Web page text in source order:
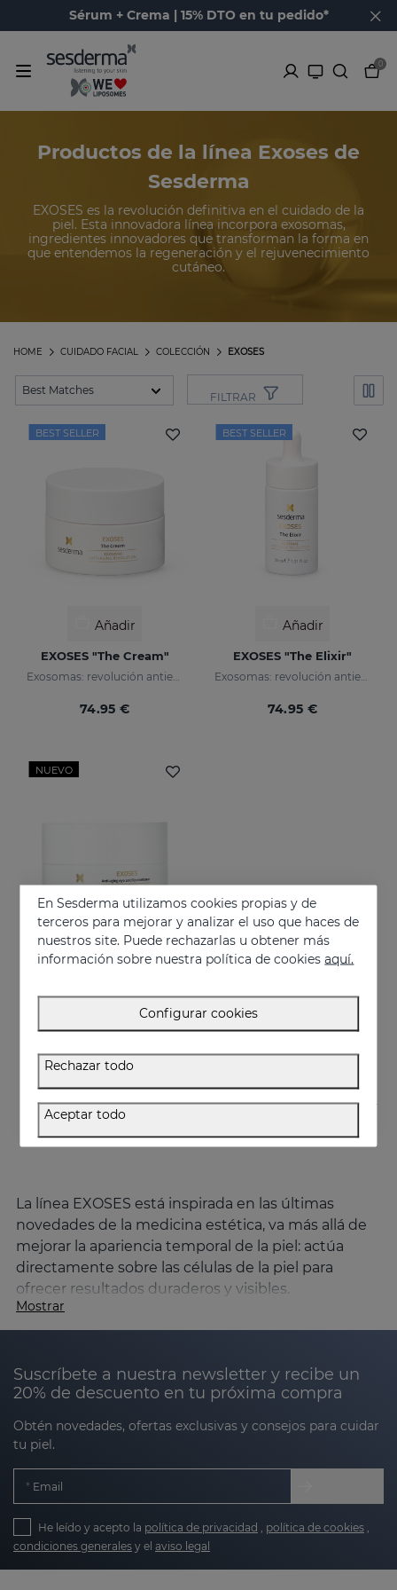
Sérum + Crema | 15% DTO en tu pedido*
0
Productos de la línea Exoses de
Sesderma
EXOSES es la revolución definitiva en el cuidado de la
piel. Esta innovadora línea incorpora exosomas,
ingredientes innovadores que transforman la forma en
que entendemos la regeneración y el rejuvenecimiento
cutáneo.
EXOSES
COLECCIÓN
CUIDADO FACIAL
HOME
FILTRAR
BEST SELLER
Añadir
EXOSES "The Cream"
Exosomas: revolución antienvejecimiento
74.95 €
BEST SELLER
Añadir
EXOSES "The Elixir"
Exosomas: revolución antienvejecimiento
74.95 €
NUEVO
Añadir
EXOSES Anti-Aging Eye And Lip Contour
Exosomas para el contorno de ojos
La línea EXOSES está inspirada en las últimas
novedades de la medicina estética, va más allá de
mejorar la apariencia temporal de la piel: actúa
directamente sobre las células de la piel para
ofrecer resultados duraderos y visibles.
¿Qué son los exosomas?
compuestas por una bicapa lipídica, que se forman
en el interior de las células y se liberan al medio
externo con el fin de transportar materiales y
mejorar la comunicación entre células. Los
incluyen diferentes moléculas como ácidos
nucleicos, lípidos o proteínas que se entregarán a
células específicas para poder llevar a cabo dicha
comunicación que permitirá, por ejemplo, mejorar
la regeneración de la piel.
Mostrar
Suscríbete a nuestra newsletter y recibe un
20% de descuento en tu próxima compra
Obtén novedades, ofertas exclusivas y consejos para cuidar
tu piel.
Email
He leído y acepto la política de privacidad política de cookies
condiciones generales y el aviso legal
En Sesderma utilizamos cookies propias y de
terceros para mejorar y analizar el uso que haces de
nuestros site. Puede rechazarlas u obtener más
información sobre nuestra política de cookiesaquí.
Configurar cookies
Rechazar todo
Aceptar todo